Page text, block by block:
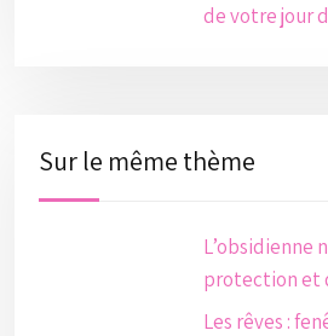
de votre jour
Sur le même thème
L’obsidienne
protection et
Les rêves :